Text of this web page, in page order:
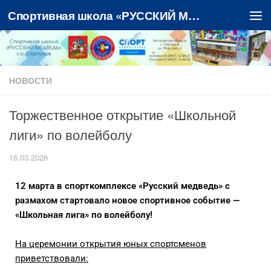
Перейти к содержимому Спортивная школа «РУССКИЙ МЕДВЕДЬ»
НОВОСТИ
Торжественное открытие «Школьной
лиги» по волейболу
16.03.2026
12 марта в спорткомплексе «Русский медведь» с
размахом стартовало новое спортивное событие —
«Школьная лига» по волейболу!
На церемонии открытия юных спортсменов
приветствовали: